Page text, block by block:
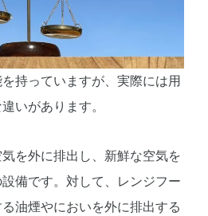
持っていますが、実際には用
いがあります。
を外に排出し、新鮮な空気を
備です。対して、レンジフー
油煙やにおいを外に排出する